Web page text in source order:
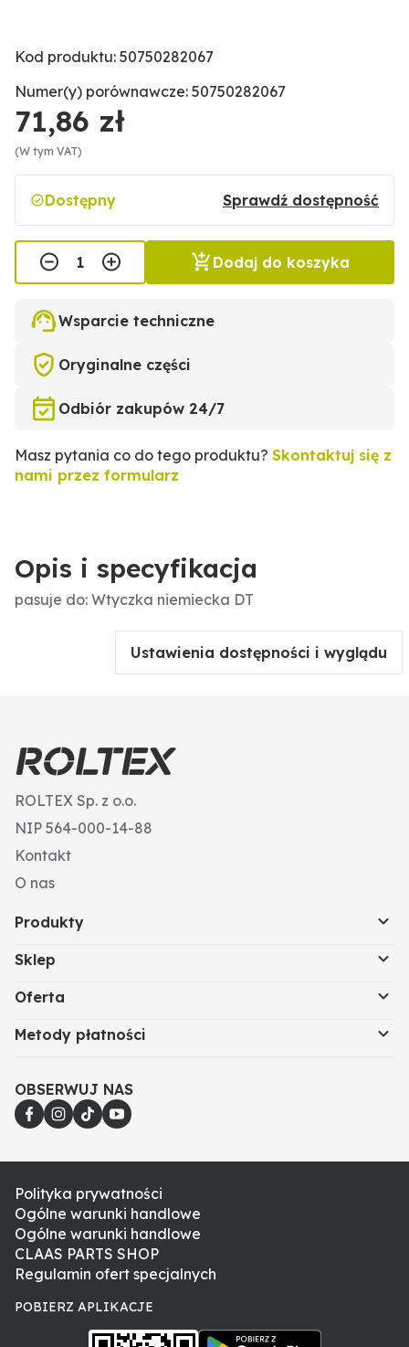
Kod produktu: 50750282067
Numer(y) porównawcze: 50750282067
71,86 zł
(W tym VAT)
Dostępny Sprawdź dostępność
Dodaj do koszyka
Wsparcie techniczne
Oryginalne części
Odbiór zakupów 24/7
Masz pytania co do tego produktu? Skontaktuj się z
nami przez formularz
Opis i specyfikacja
pasuje do: Wtyczka niemiecka DT
Ustawienia dostępności i wyglądu
ROLTEX Sp. z o.o.
NIP 564-000-14-88
Kontakt
O nas
Produkty
Sklep
Oferta
Metody płatności
OBSERWUJ NAS
Polityka prywatności
Ogólne warunki handlowe
Ogólne warunki handlowe
CLAAS PARTS SHOP
Regulamin ofert specjalnych
POBIERZ APLIKACJE